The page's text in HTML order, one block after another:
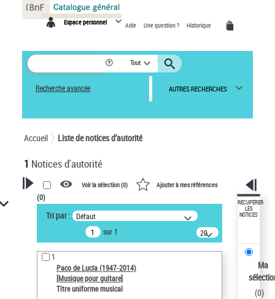
Espace personnel Aide Une question ? Historique
Tout
Recherche avancée AUTRES RECHERCHES
Accueil Liste de notices d’autorité
1 Notices d'autorité
VOTRE RECHERCHE
Recherche avancée dans les
notices d’autorité
Œuvres liées à l'auteur :
Paco de Lucía (1947-2014)
Voir la sélection (0) Ajouter à mes références
(0)
Tri par : Défaut
sur 1
20
résultats/page
1
Paco de Lucía (1947-2014)
[Musique pour guitare]
Titre uniforme musical
RÉCUPÉRER
LES
NOTICES
Ma
(0)
Panneau de gestion des cookies